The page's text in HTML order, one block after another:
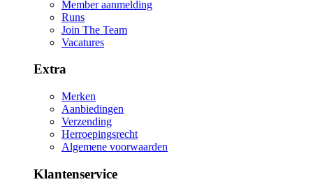
Member aanmelding
Runs
Join The Team
Vacatures
Extra
Merken
Aanbiedingen
Verzending
Herroepingsrecht
Algemene voorwaarden
Klantenservice